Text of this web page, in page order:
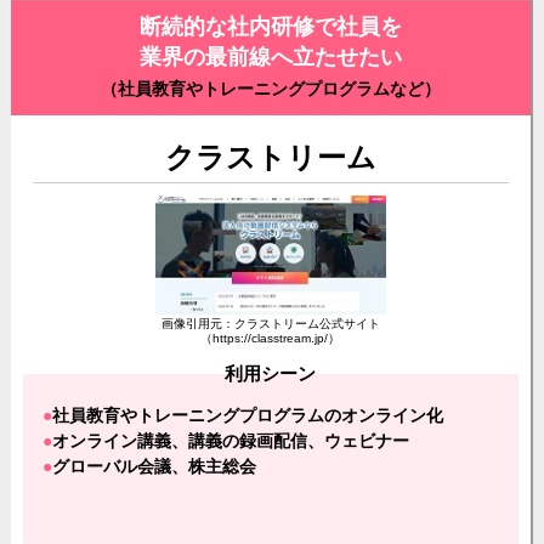
断続的な社内研修で社員を
業界の最前線へ立たせたい
（社員教育やトレーニングプログラムなど）
クラストリーム
画像引用元：クラストリーム公式サイト
（https://classtream.jp/）
利用シーン
社員教育やトレーニングプログラムのオンライン化
オンライン講義、講義の録画配信、ウェビナー
グローバル会議、株主総会